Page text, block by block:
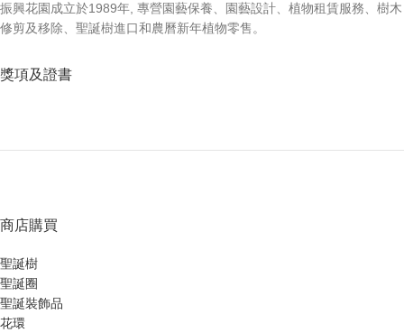
振興花園成立於1989年, 專營園藝保養、園藝設計、植物租賃服務、樹木
修剪及移除、聖誕樹進口和農曆新年植物零售。
獎項及證書
商店購買
聖誕樹
聖誕圈
聖誕裝飾品
花環